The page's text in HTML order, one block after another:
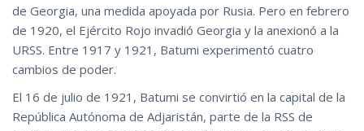
de Georgia, una medida apoyada por Rusia. Pero en febrero
de 1920, el Ejército Rojo invadió Georgia y la anexionó a la
URSS. Entre 1917 y 1921, Batumi experimentó cuatro
cambios de poder.
El 16 de julio de 1921, Batumi se convirtió en la capital de la
República Autónoma de Adjaristán, parte de la RSS de